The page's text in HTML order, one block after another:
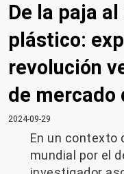
De la paja
plástico:
revolución
de mercado
2024-09-29
En un contexto
mundial por el